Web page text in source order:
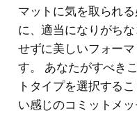
マットに気を取られ
に、適当になりがち
せずに美しいフォー
す。 あなたがすべき
トタイプを選択する
い感じのコミットメ